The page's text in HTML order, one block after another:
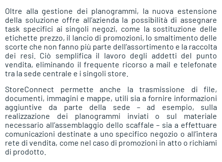
Oltre alla gestione dei planogrammi, la nuova estensione
della soluzione offre all’azienda la possibilità di assegnare
task specifici ai singoli negozi, come la sostituzione delle
etichette prezzo, il lancio di promozioni, lo smaltimento delle
scorte che non fanno più parte dell’assortimento e la raccolta
dei resi. Ciò semplifica il lavoro degli addetti del punto
vendita, eliminando il frequente ricorso a mail e telefonate
tra la sede centrale e i singoli store.
StoreConnect permette anche la trasmissione di file,
documenti, immagini e mappe, utili sia a fornire informazioni
aggiuntive da parte della sede – ad esempio, sulla
realizzazione dei planogrammi inviati o sul materiale
necessario all’assemblaggio dello scaffale – sia a effettuare
comunicazioni destinate a uno specifico negozio o all’intera
rete di vendita, come nel caso di promozioni in atto o richiami
di prodotto.